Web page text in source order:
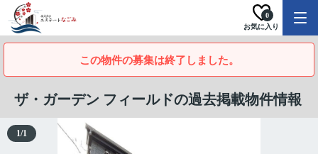
お気に入り
0
この物件の募集は終了しました。
ザ・ガーデン フィールドの過去掲載物件情報
1/1